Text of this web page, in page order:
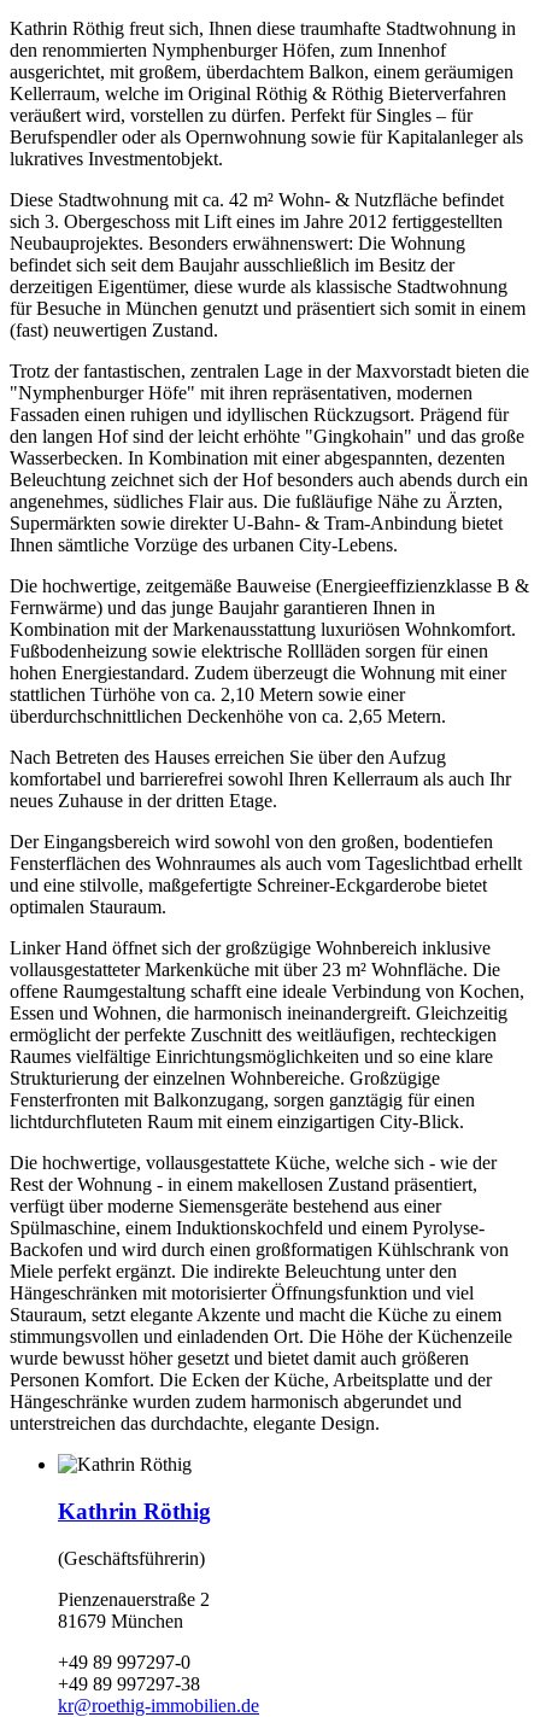
Kathrin Röthig freut sich, Ihnen diese traumhafte Stadtwohnung in
den renommierten Nymphenburger Höfen, zum Innenhof
ausgerichtet, mit großem, überdachtem Balkon, einem geräumigen
Kellerraum, welche im Original Röthig & Röthig Bieterverfahren
veräußert wird, vorstellen zu dürfen. Perfekt für Singles – für
Berufspendler oder als Opernwohnung sowie für Kapitalanleger als
lukratives Investmentobjekt.
Diese Stadtwohnung mit ca. 42 m² Wohn- & Nutzfläche befindet
sich 3. Obergeschoss mit Lift eines im Jahre 2012 fertiggestellten
Neubauprojektes. Besonders erwähnenswert: Die Wohnung
befindet sich seit dem Baujahr ausschließlich im Besitz der
derzeitigen Eigentümer, diese wurde als klassische Stadtwohnung
für Besuche in München genutzt und präsentiert sich somit in einem
(fast) neuwertigen Zustand.
Trotz der fantastischen, zentralen Lage in der Maxvorstadt bieten die
"Nymphenburger Höfe" mit ihren repräsentativen, modernen
Fassaden einen ruhigen und idyllischen Rückzugsort. Prägend für
den langen Hof sind der leicht erhöhte "Gingkohain" und das große
Wasserbecken. In Kombination mit einer abgespannten, dezenten
Beleuchtung zeichnet sich der Hof besonders auch abends durch ein
angenehmes, südliches Flair aus. Die fußläufige Nähe zu Ärzten,
Supermärkten sowie direkter U-Bahn- & Tram-Anbindung bietet
Ihnen sämtliche Vorzüge des urbanen City-Lebens.
Die hochwertige, zeitgemäße Bauweise (Energieeffizienzklasse B &
Fernwärme) und das junge Baujahr garantieren Ihnen in
Kombination mit der Markenausstattung luxuriösen Wohnkomfort.
Fußbodenheizung sowie elektrische Rollläden sorgen für einen
hohen Energiestandard. Zudem überzeugt die Wohnung mit einer
stattlichen Türhöhe von ca. 2,10 Metern sowie einer
überdurchschnittlichen Deckenhöhe von ca. 2,65 Metern.
Nach Betreten des Hauses erreichen Sie über den Aufzug
komfortabel und barrierefrei sowohl Ihren Kellerraum als auch Ihr
neues Zuhause in der dritten Etage.
Der Eingangsbereich wird sowohl von den großen, bodentiefen
Fensterflächen des Wohnraumes als auch vom Tageslichtbad erhellt
und eine stilvolle, maßgefertigte Schreiner-Eckgarderobe bietet
optimalen Stauraum.
Linker Hand öffnet sich der großzügige Wohnbereich inklusive
vollausgestatteter Markenküche mit über 23 m² Wohnfläche. Die
offene Raumgestaltung schafft eine ideale Verbindung von Kochen,
Essen und Wohnen, die harmonisch ineinandergreift. Gleichzeitig
ermöglicht der perfekte Zuschnitt des weitläufigen, rechteckigen
Raumes vielfältige Einrichtungsmöglichkeiten und so eine klare
Strukturierung der einzelnen Wohnbereiche. Großzügige
Fensterfronten mit Balkonzugang, sorgen ganztägig für einen
lichtdurchfluteten Raum mit einem einzigartigen City-Blick.
Die hochwertige, vollausgestattete Küche, welche sich - wie der
Rest der Wohnung - in einem makellosen Zustand präsentiert,
verfügt über moderne Siemensgeräte bestehend aus einer
Spülmaschine, einem Induktionskochfeld und einem Pyrolyse-
Backofen und wird durch einen großformatigen Kühlschrank von
Miele perfekt ergänzt. Die indirekte Beleuchtung unter den
Hängeschränken mit motorisierter Öffnungsfunktion und viel
Stauraum, setzt elegante Akzente und macht die Küche zu einem
stimmungsvollen und einladenden Ort. Die Höhe der Küchenzeile
wurde bewusst höher gesetzt und bietet damit auch größeren
Personen Komfort. Die Ecken der Küche, Arbeitsplatte und der
Hängeschränke wurden zudem harmonisch abgerundet und
unterstreichen das durchdachte, elegante Design.
Kathrin Röthig
(Geschäftsführerin)
Pienzenauerstraße 2
81679 München
+49 89 997297-0
+49 89 997297-38
kr@roethig-immobilien.de